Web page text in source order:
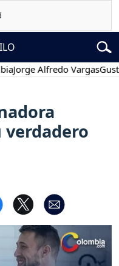
Alfredo VargasGustavo